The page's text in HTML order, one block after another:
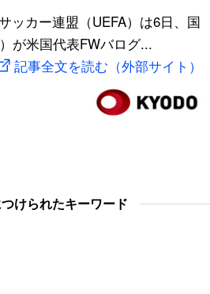
ッカー連盟（UEFA）は6日、国
が米国代表FWバログ...
記事全文を読む（外部サイト）
けられたキーワード